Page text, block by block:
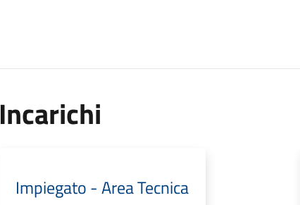
Incarichi
Impiegato - Area Tecnica